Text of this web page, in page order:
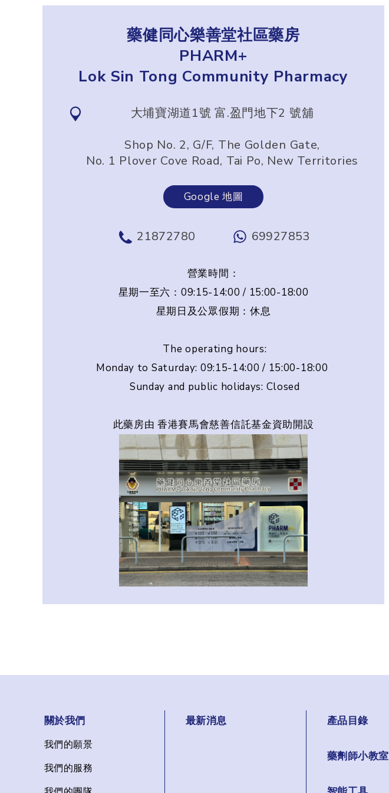
藥健同心樂善堂社區藥房
PHARM+
Lok Sin Tong Community Pharmacy
大埔寶湖道1號 富.盈門地下2 號舖
Shop No. 2, G/F, The Golden Gate,
No. 1 Plover Cove Road, Tai Po, New Territories
Google 地圖
21872780 69927853
營業時間：
星期一至六：09:15-14:00 / 15:00-18:00
星期日及公眾假期：休息
The operating hours:
Monday to Saturday: 09:15-14:00 / 15:00-18:00
Sunday and public holidays: Closed
此藥房由 香港賽馬會慈善信託基金資助開設
關於我們
我們的願景
我們的服務
最新消息 產品目錄
藥劑師小教室